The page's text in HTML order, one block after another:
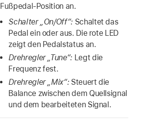
Fußpedal-Position an.
Schalter „On/Off“: Schaltet das
Pedal ein oder aus. Die rote LED
zeigt den Pedalstatus an.
Drehregler „Tune“: Legt die
Frequenz fest.
Drehregler „Mix“: Steuert die
Balance zwischen dem Quellsignal
und dem bearbeiteten Signal.